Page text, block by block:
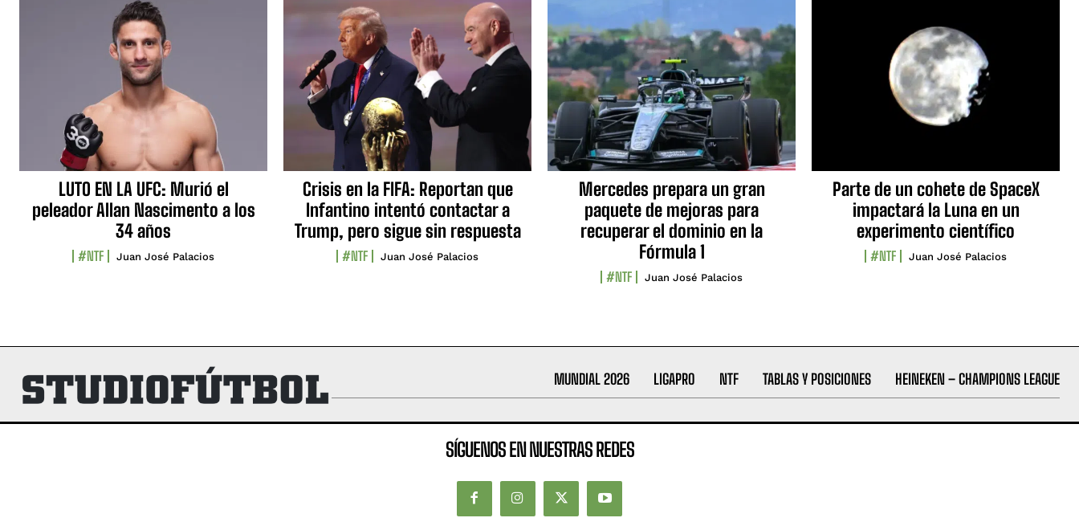
LUTO EN LA UFC: Murió el
peleador Allan Nascimento a los
34 años
#NTF Juan José Palacios
Crisis en la FIFA: Reportan que
Infantino intentó contactar a
Trump, pero sigue sin respuesta
#NTF Juan José Palacios
Mercedes prepara un gran
paquete de mejoras para
recuperar el dominio en la
Fórmula 1
#NTF Juan José Palacios
Parte de un cohete de SpaceX
impactará la Luna en un
experimento científico
#NTF Juan José Palacios
MUNDIAL 2026 LIGAPRO NTF TABLAS Y POSICIONES HEINEKEN – CHAMPIONS LEAGUE
SÍGUENOS EN NUESTRAS REDES